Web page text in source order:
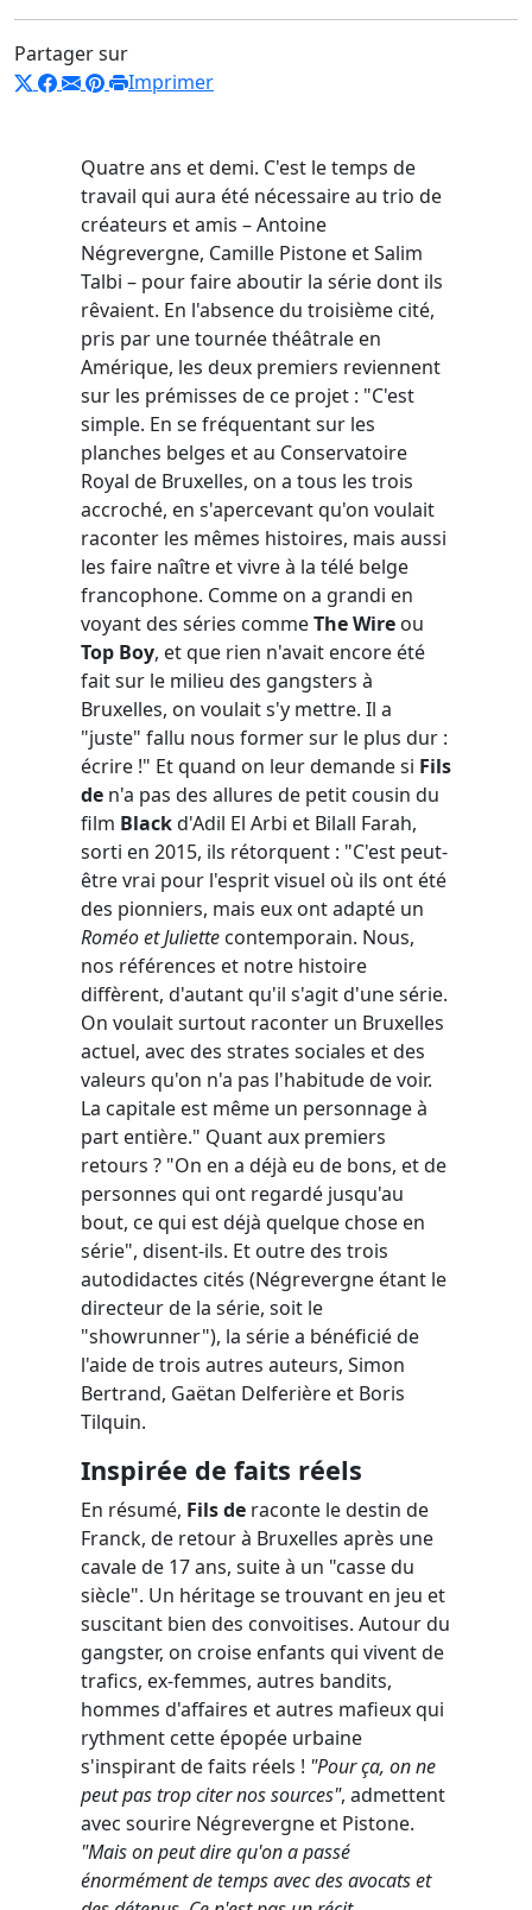
Partager sur
Imprimer
Quatre ans et demi. C'est le temps de
travail qui aura été nécessaire au trio de
créateurs et amis – Antoine
Négrevergne, Camille Pistone et Salim
Talbi – pour faire aboutir la série dont ils
rêvaient. En l'absence du troisième cité,
pris par une tournée théâtrale en
Amérique, les deux premiers reviennent
sur les prémisses de ce projet : "C'est
simple. En se fréquentant sur les
planches belges et au Conservatoire
Royal de Bruxelles, on a tous les trois
accroché, en s'apercevant qu'on voulait
raconter les mêmes histoires, mais aussi
les faire naître et vivre à la télé belge
francophone. Comme on a grandi en
voyant des séries commeThe Wire
Top Boy, et que rien n'avait encore été
fait sur le milieu des gangsters à
Bruxelles, on voulait s'y mettre. Il a
"juste" fallu nous former sur le plus dur :
écrire !" Et quand on leur demande si Fils
de n'a pas des allures de petit cousin du
film Blackd'Adil El Arbi et Bilall Farah,
sorti en 2015, ils rétorquent : "C'est peut-
être vrai pour l'esprit visuel où ils ont été
Roméo et Juliette contemporain. Nous,
nos références et notre histoire
diffèrent, d'autant qu'il s'agit d'une série.
On voulait surtout raconter un Bruxelles
actuel, avec des strates sociales et des
valeurs qu'on n'a pas l'habitude de voir.
La capitale est même un personnage à
part entière." Quant aux premiers
retours ? "On en a déjà eu de bons, et de
personnes qui ont regardé jusqu'au
bout, ce qui est déjà quelque chose en
série", disent-ils. Et outre des trois
autodidactes cités (Négrevergne étant le
directeur de la série, soit le
"showrunner"), la série a bénéficié de
l'aide de trois autres auteurs, Simon
Bertrand, Gaëtan Delferière et Boris
Tilquin.
Inspirée de faits réels
En résumé, Fils de raconte le destin de
Franck, de retour à Bruxelles après une
cavale de 17 ans, suite à un "casse du
siècle". Un héritage se trouvant en jeu et
suscitant bien des convoitises. Autour du
gangster, on croise enfants qui vivent de
trafics, ex-femmes, autres bandits,
hommes d'affaires et autres mafieux qui
rythment cette épopée urbaine
s'inspirant de faits réels ! "Pour ça, on ne
peut pas trop citer nos sources", admettent
avec sourire Négrevergne et Pistone.
"Mais on peut dire qu'on a passé
énormément de temps avec des avocats et